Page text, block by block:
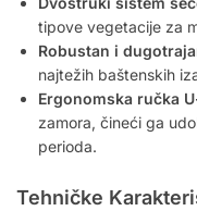
tipove vegetacije za
Robustan i
najtežih baštenskih
Ergonomska ručka
zamora, čineći ga
perioda.
Tehničke